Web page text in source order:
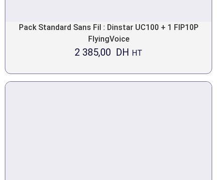
Pack Standard Sans Fil : Dinstar UC100 + 1 FIP10P
FlyingVoice
2 385,00 DH HT